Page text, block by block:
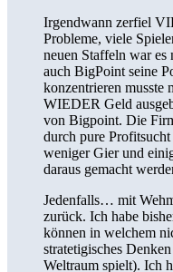
Irgendwann zerfiel
Probleme, viele
neuen Staffeln war es
auch BigPoint seine
konzentrieren musste
WIEDER Geld
von Bigpoint. Die
durch pure
weniger Gier und
daraus gemacht
Jedenfalls… mit
zurück. Ich habe
können in welchem
stratetigisches
Weltraum spielt). Ich